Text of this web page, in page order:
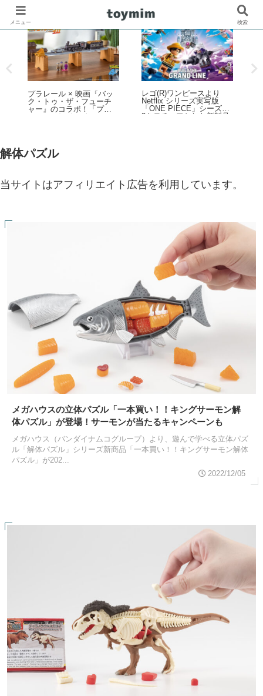
プラレール × 映画『バッ
ク・トゥ・ザ・フューチ
ャー』のコラボ！「プラ
レール バック・トゥ・
場！
レゴ(R)ワンピースより
Netflix シリーズ実写版
「ONE PIECE」シーズン
2をモチーフとした新製品
解体パズル
当サイトはアフィリエイト広告を利用しています。
メガハウスの立体パズル「一本買い！！キングサーモン解
体パズル」が登場！サーモンが当たるキャンペーンも
メガハウス（バンダイナムコグループ）より、遊んで学べる立体パズ
ル「解体パズル」シリーズ新商品「一本買い！！キングサーモン解体
パズル」が202...
2022/12/05
メニュー 検索